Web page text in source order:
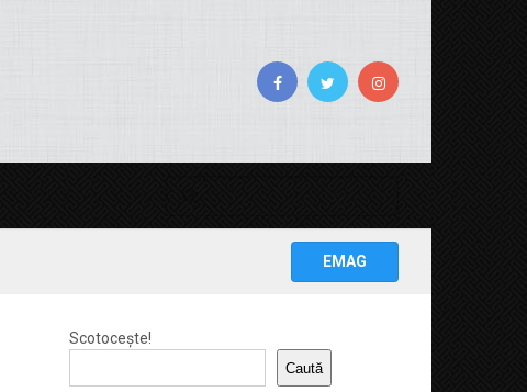
EMAG
Scotocește!
Caută